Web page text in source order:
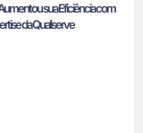
sua Eficiência com
da Qualiserve